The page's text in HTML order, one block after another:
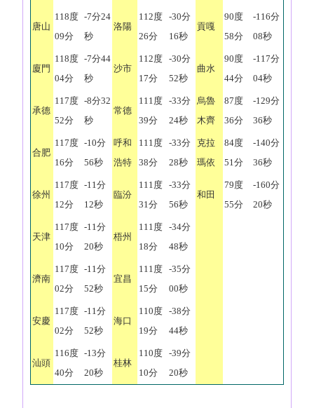
唐山
118度
09分
-7分24
秒
洛陽
112度
26分
-30分
16秒
貢嘎
90度
58分
-116分
08秒
廈門
118度
04分
-7分44
秒
沙市
112度
17分
-30分
52秒
曲水
90度
44分
-117分
04秒
承德
117度
52分
-8分32
秒
常德
111度
39分
-33分
24秒
烏魯
木齊
87度
36分
-129分
36秒
合肥
117度
16分
-10分
56秒
呼和
浩特
111度
38分
-33分
28秒
克拉
瑪依
84度
51分
-140分
36秒
徐州
117度
12分
-11分
12秒
臨汾
111度
31分
-33分
56秒
和田
79度
55分
-160分
20秒
天津
117度
10分
-11分
20秒
梧州
111度
18分
-34分
48秒
濟南
117度
02分
-11分
52秒
宜昌
111度
15分
-35分
00秒
安慶
117度
02分
-11分
52秒
海口
110度
19分
-38分
44秒
汕頭
116度
40分
-13分
20秒
桂林
110度
10分
-39分
20秒